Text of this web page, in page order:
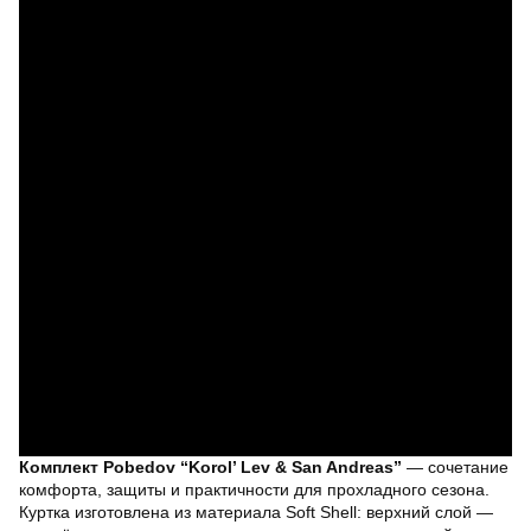
Комплект Pobedov “Korol’ Lev & San Andreas” — сочетание
комфорта, защиты и практичности для прохладного сезона.
Куртка изготовлена из материала Soft Shell: верхний слой —